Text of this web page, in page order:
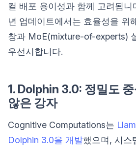
컬 배포 용이성과 함께 고려됩
년 업데이트에서는 효율성을 위
창과 MoE(mixture-of-experts)
우선시합니다.
1. Dolphin 3.0: 정밀도
않은 강자
Cognitive Computations는
Dolphin 3.0을 개발했으며, 시스